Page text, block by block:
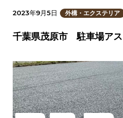
2023年9月5日 外構・エクステリア
千葉県茂原市 駐車場ア